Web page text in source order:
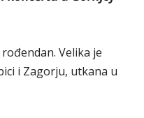
Velika je
i Zagorju, utkana u